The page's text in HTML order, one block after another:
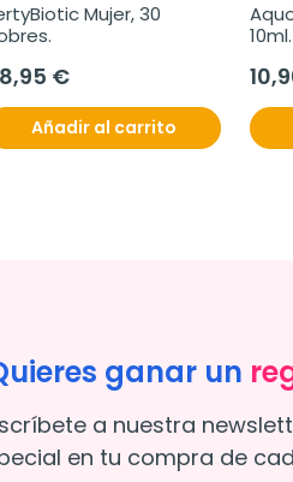
Mujer, 30
€
Añadir al carrito
10ml.
ganar un
a nuestra
en tu compra de